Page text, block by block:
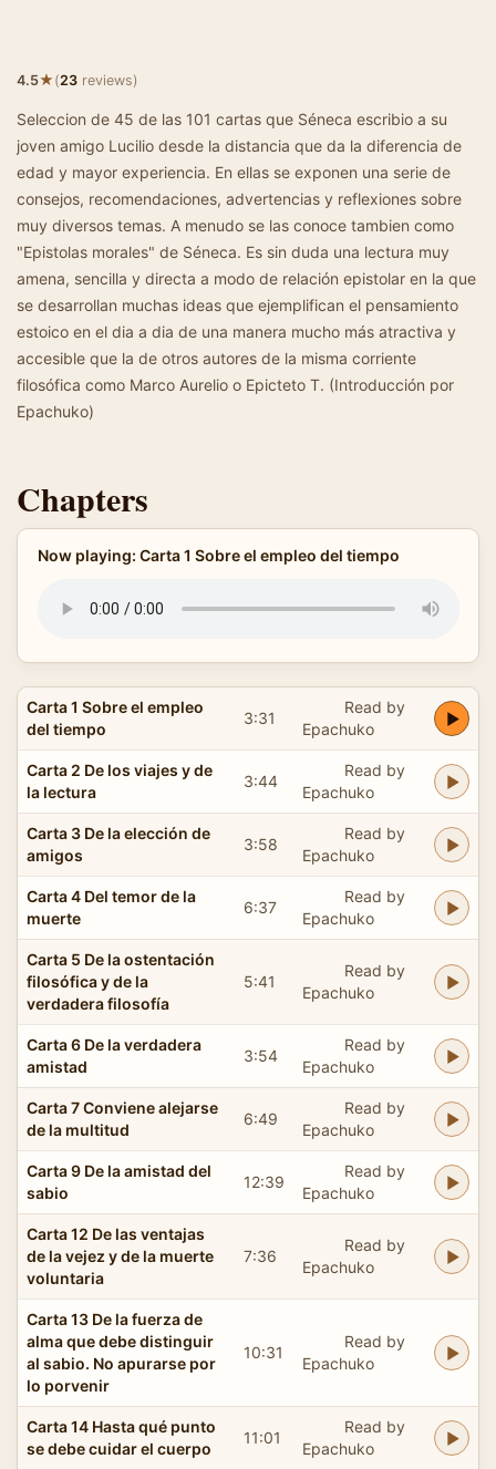
4.5★(23 reviews)
Seleccion de 45 de las 101 cartas que Séneca escribio a su
joven amigo Lucilio desde la distancia que da la diferencia de
edad y mayor experiencia. En ellas se exponen una serie de
consejos, recomendaciones, advertencias y reflexiones sobre
muy diversos temas. A menudo se las conoce tambien como
"Epistolas morales" de Séneca. Es sin duda una lectura muy
amena, sencilla y directa a modo de relación epistolar en la que
se desarrollan muchas ideas que ejemplifican el pensamiento
estoico en el dia a dia de una manera mucho más atractiva y
accesible que la de otros autores de la misma corriente
filosófica como Marco Aurelio o Epicteto T. (Introducción por
Epachuko)
Chapters
Now playing: Carta 1 Sobre el empleo del tiempo
Carta 1 Sobre el empleo
del tiempo
3:31
Read by
Epachuko
Carta 2 De los viajes y de
la lectura
3:44
Read by
Epachuko
Carta 3 De la elección de
amigos
3:58
Read by
Epachuko
Carta 4 Del temor de la
muerte
6:37
Read by
Epachuko
Carta 5 De la ostentación
filosófica y de la
verdadera filosofía
5:41
Read by
Epachuko
Carta 6 De la verdadera
amistad
3:54
Read by
Epachuko
Carta 7 Conviene alejarse
de la multitud
6:49
Read by
Epachuko
Carta 9 De la amistad del
sabio
12:39
Read by
Epachuko
Carta 12 De las ventajas
de la vejez y de la muerte
voluntaria
7:36
Read by
Epachuko
Carta 13 De la fuerza de
alma que debe distinguir
al sabio. No apurarse por
lo porvenir
10:31
Read by
Epachuko
Carta 14 Hasta qué punto
se debe cuidar el cuerpo
11:01
Read by
Epachuko